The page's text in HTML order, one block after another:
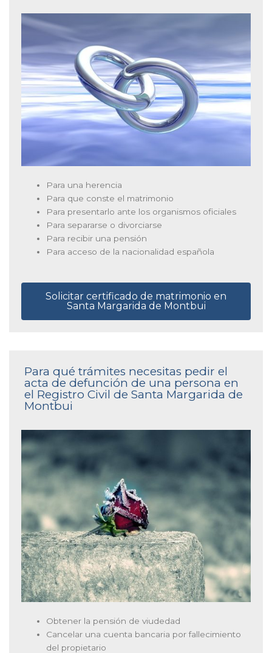
Para una herencia
Para que conste el matrimonio
Para presentarlo ante los organismos oficiales
Para separarse o divorciarse
Para recibir una pensión
Para acceso de la nacionalidad española
Solicitar certificado de matrimonio en
Santa Margarida de Montbui
Para qué trámites necesitas pedir el
acta de defunción de una persona en
el Registro Civil de Santa Margarida de
Montbui
Obtener la pensión de viudedad
Cancelar una cuenta bancaria por fallecimiento
del propietario